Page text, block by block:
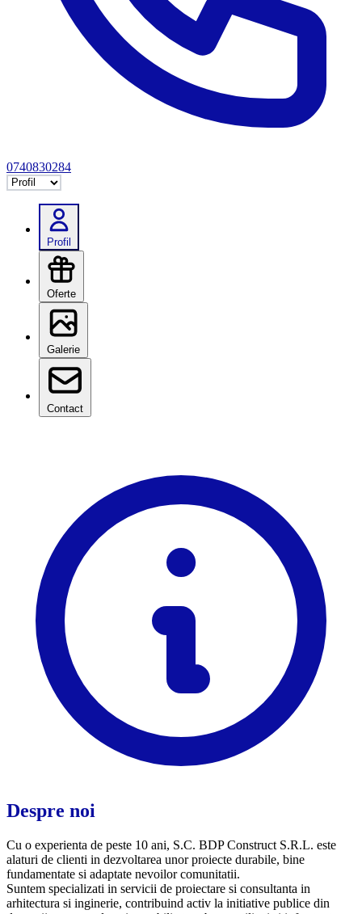
0740830284
Selectează tab
Profil
Oferte
Galerie
Contact
Despre noi
Cu o experienta de peste 10 ani, S.C. BDP Construct S.R.L. este
alaturi de clienti in dezvoltarea unor proiecte durabile, bine
fundamentate si adaptate nevoilor comunitatii.
Suntem specializati in servicii de proiectare si consultanta in
arhitectura si inginerie, contribuind activ la initiative publice din